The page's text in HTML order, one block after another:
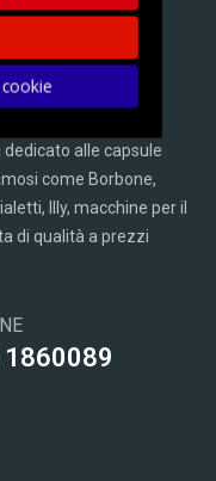
alle capsule
come Borbone,
Illy, macchine per il
di qualità a prezzi
1860089